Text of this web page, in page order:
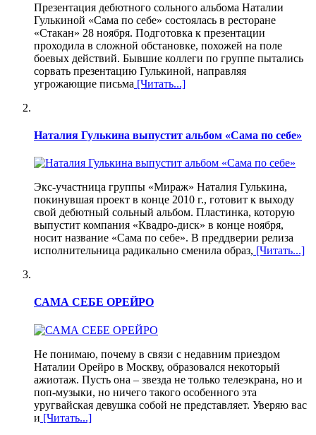
Презентация дебютного сольного альбома Наталии
Гулькиной «Сама по себе» состоялась в ресторане
«Стакан» 28 ноября. Подготовка к презентации
проходила в сложной обстановке, похожей на поле
боевых действий. Бывшие коллеги по группе пытались
сорвать презентацию Гулькиной, направляя
угрожающие письма [Читать...]
Наталия Гулькина выпустит альбом «Сама по себе»
Экс-участница группы «Мираж» Наталия Гулькина,
покинувшая проект в конце 2010 г., готовит к выходу
свой дебютный сольный альбом. Пластинка, которую
выпустит компания «Квадро-диск» в конце ноября,
носит название «Сама по себе». В преддверии релиза
исполнительница радикально сменила образ, [Читать...]
САМА СЕБЕ ОРЕЙРО
Не понимаю, почему в связи с недавним приездом
Наталии Орейро в Москву, образовался некоторый
ажиотаж. Пусть она – звезда не только телеэкрана, но и
поп-музыки, но ничего такого особенного эта
уругвайская девушка собой не представляет. Уверяю вас
и [Читать...]